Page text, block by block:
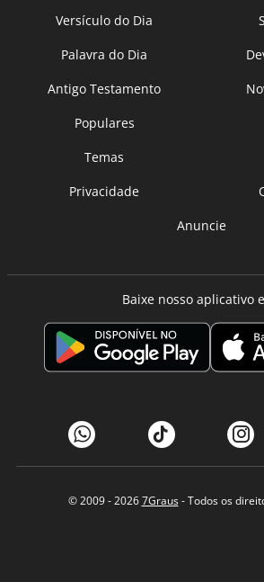
Versículo do Dia
Palavra do Dia
Antigo Testamento
Populares
Temas
Privacidade
Anuncie
Baixe nosso aplicativo
© 2009 - 20267Graus- Todos os